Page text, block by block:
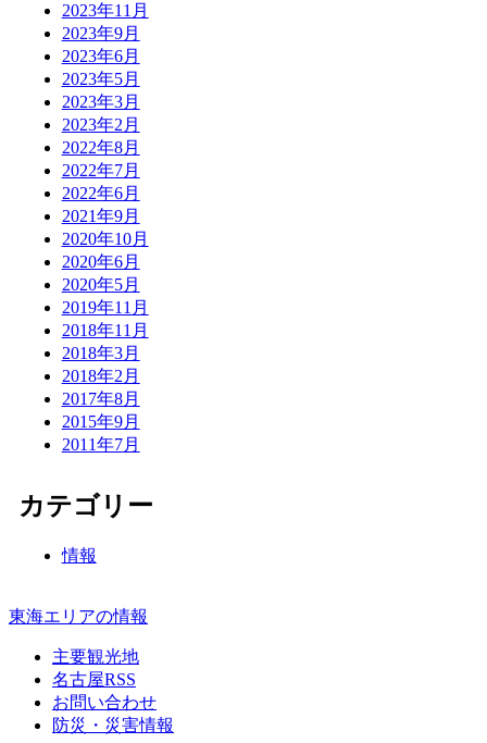
2023年11月
2023年9月
2023年6月
2023年5月
2023年3月
2023年2月
2022年8月
2022年7月
2022年6月
2021年9月
2020年10月
2020年6月
2020年5月
2019年11月
2018年11月
2018年3月
2018年2月
2017年8月
2015年9月
2011年7月
カテゴリー
情報
東海エリアの情報
主要観光地
名古屋RSS
お問い合わせ
防災・災害情報